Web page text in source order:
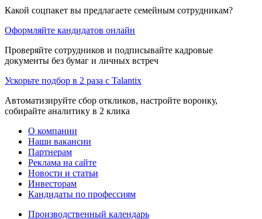
Какой соцпакет вы предлагаете семейным сотрудникам?
Оформляйте кандидатов онлайн
Проверяйте сотрудников и подписывайте кадровые
документы без бумаг и личных встреч
Ускорьте подбор в 2 раза с Talantix
Автоматизируйте сбор откликов, настройте воронку,
собирайте аналитику в 2 клика
О компании
Наши вакансии
Партнерам
Реклама на сайте
Новости и статьи
Инвесторам
Кандидаты по профессиям
Производственный календарь